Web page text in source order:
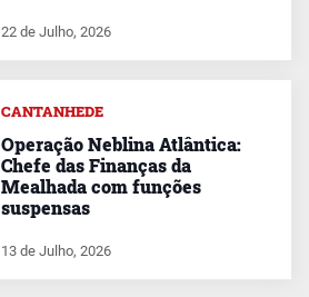
22 de Julho, 2026
CANTANHEDE
Operação Neblina Atlântica:
Chefe das Finanças da
Mealhada com funções
suspensas
13 de Julho, 2026